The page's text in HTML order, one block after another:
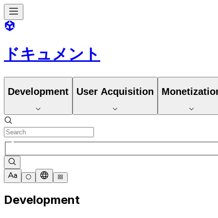
ドキュメント
Development User Acquisition
Development